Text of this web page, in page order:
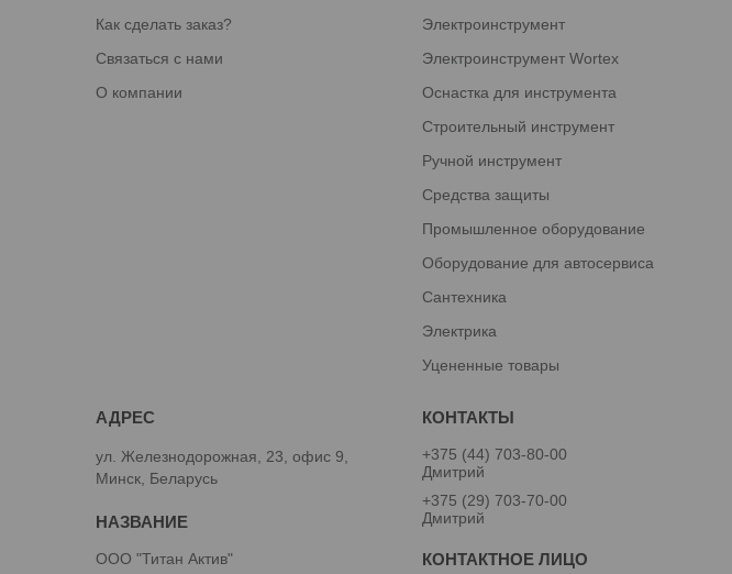
Как сделать заказ?
Связаться с нами
О компании
Электроинструмент
Электроинструмент Wortex
Оснастка для инструмента
Строительный инструмент
Ручной инструмент
Средства защиты
Промышленное оборудование
Оборудование для автосервиса
Сантехника
Электрика
Уцененные товары
ул. Железнодорожная, 23, офис 9,
Минск, Беларусь
ООО "Титан Актив"
+375 (44) 703-80-00
Дмитрий
+375 (29) 703-70-00
Дмитрий